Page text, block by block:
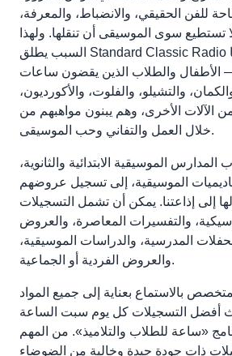
للفن الحقيقي، والانضباط، والمعرفة،
تستطيع سوى الموسيقى أن تنقلها. ولهذا
السبب يطلق Standard Classic Radio برنامجًا مخصصًا
الأطفال والطلاب الذين يقضون ساعات
والتشيلو، والفلوت، والأكورديون،
من الآلات الأخرى، وهم يبنون مواهبهم من
خلال العمل والتفاني وحب الموسيقى.
الموسيقية الابتدائية والثانوية،
الموسيقية، إلى تسجيل عروضهم
إلى إذاعتنا. يمكن أن تشمل التسجيلات
والتفسيرات المعاصرة، والعروض
المدرسية، والدراسات الموسيقية،
والعروض الفردية أو الجماعية.
بالاستماع بعناية إلى جميع المواد
أفضل التسجيلات كل يوم سبت الساعة
«ساعة للطلاب والتلاميذ». من المهم
ذات جودة جيدة وخالية من الضوضاء